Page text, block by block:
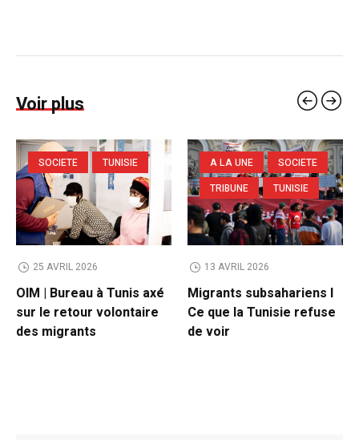
Voir plus
SOCIETE TUNISIE
25 AVRIL 2026
OIM | Bureau à Tunis axé
sur le retour volontaire
des migrants
A LA UNE
SOCIETE
TRIBUNE
TUNISIE
13 AVRIL 2026
Migrants subsahariens l
Ce que la Tunisie refuse
de voir